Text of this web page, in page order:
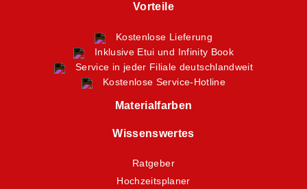
Vorteile
Kostenlose Lieferung
Inklusive Etui und Infinity Book
Service in jeder Filiale deutschlandweit
Kostenlose Service-Hotline
Materialfarben
Wissenswertes
Ratgeber
Hochzeitsplaner